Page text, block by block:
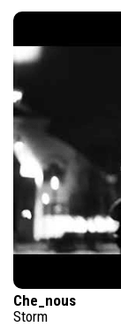
Che_nous
Storm